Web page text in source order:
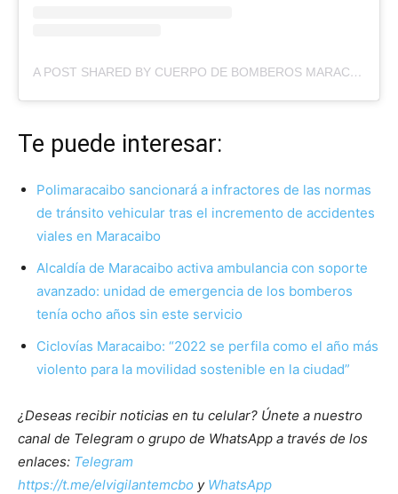
A POST SHARED BY CUERPO DE BOMBEROS MARACAIBO (@BOMBEROSMCBO_)
Te puede interesar:
Polimaracaibo sancionará a infractores de las normas
de tránsito vehicular tras el incremento de accidentes
viales en Maracaibo
Alcaldía de Maracaibo activa ambulancia con soporte
avanzado: unidad de emergencia de los bomberos
tenía ocho años sin este servicio
Ciclovías Maracaibo: “2022 se perfila como el año más
violento para la movilidad sostenible en la ciudad”
¿Deseas recibir noticias en tu celular? Únete a nuestro
canal de Telegram o grupo de WhatsApp a través de los
enlaces: Telegram
https://t.me/elvigilantemcbo y WhatsApp